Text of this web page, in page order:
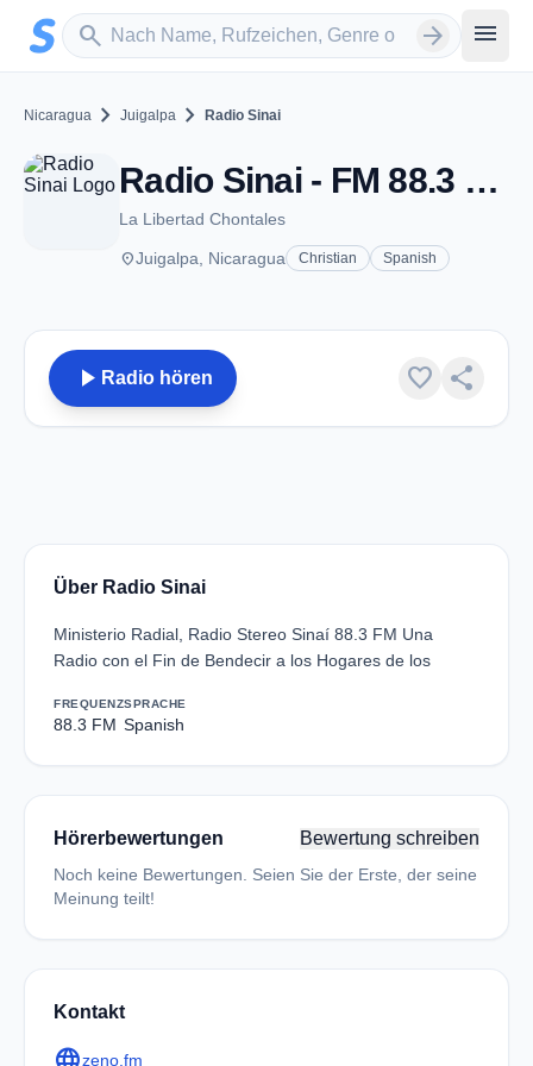
Zum Hauptinhalt springen
search
Sender suchen arrow_forward menu
Nicaragua chevron_right Juigalpa chevron_right Radio Sinai
Radio Sinai - FM 88.3 - Juigalpa
La Libertad Chontales
placeJuigalpa, Nicaragua Christian Spanish
play_arrow Radio hören favorite share
Über Radio Sinai
Ministerio Radial, Radio Stereo Sinaí 88.3 FM Una
Radio con el Fin de Bendecir a los Hogares de los
FREQUENZ
88.3 FM
SPRACHE
Spanish
Hörerbewertungen Bewertung schreiben
Noch keine Bewertungen. Seien Sie der Erste, der seine
Meinung teilt!
Kontakt
zeno.fm